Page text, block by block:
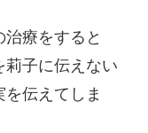
療をすると
莉子に伝えない
伝えてしま